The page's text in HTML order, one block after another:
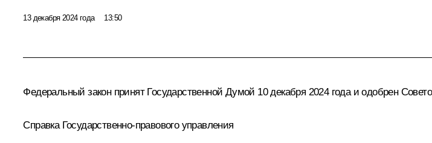
13 декабря 2024 года 13:50
Федеральный закон принят Государственной Думой 10 декабря 2024 года и одобрен
Справка Государственно-правового управления